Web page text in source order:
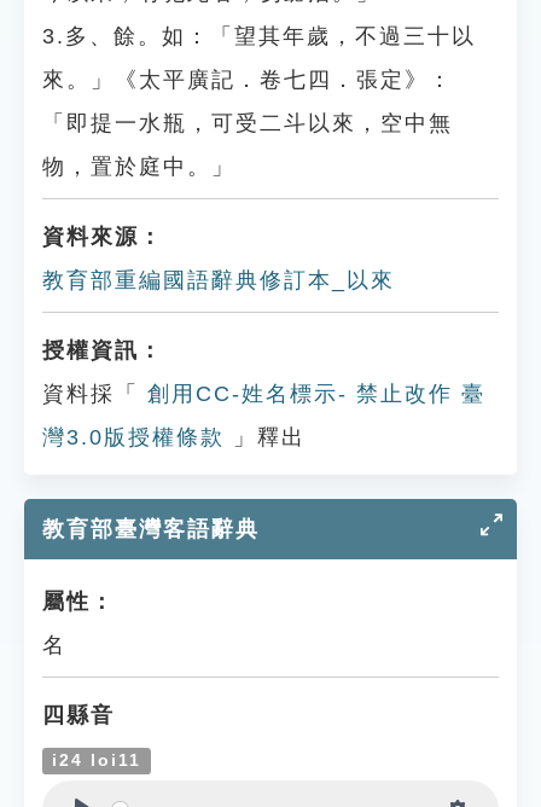
3.多、餘。如：「望其年歲，不過三十以
來。」《太平廣記．卷七四．張定》：
「即提一水瓶，可受二斗以來，空中無
物，置於庭中。」
資料來源：
教育部重編國語辭典修訂本_以來
授權資訊：
資料採「
創用CC-姓名標示- 禁止改作 臺
灣3.0版授權條款
」釋出
教育部臺灣客語辭典
屬性：
名
四縣音
i24 loi11